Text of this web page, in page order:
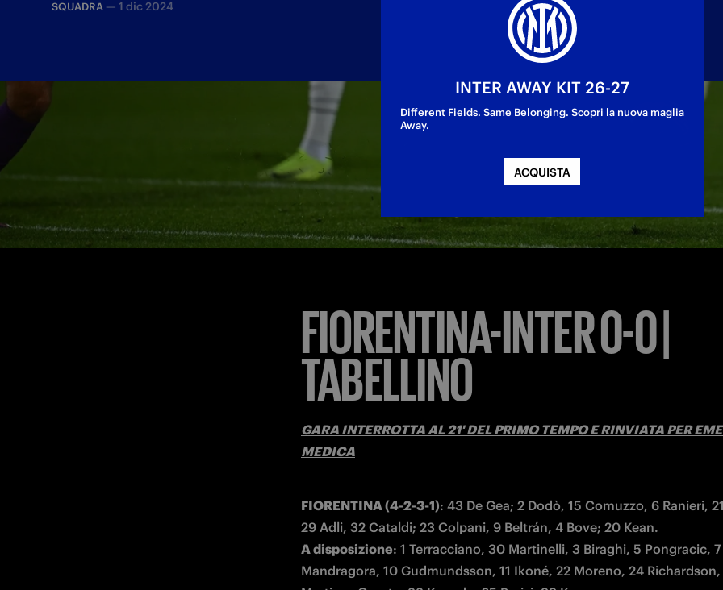
SQUADRA — 1 dic 2024
Fiorentina-Inter, gara valida per la 14.a giornata di Serie A, è stata
21' del primo tempo e rinviata per emergenza medica.
FIORENTINA-INTER 0-0 |
TABELLINO
GARA INTERROTTA AL 21' DEL PRIMO TEMPO E RINVIATA PER
MEDICA
FIORENTINA (4-2-3-1): 43 De Gea; 2 Dodò, 15 Comuzzo, 6 Ranieri,
A disposizione: 1 Terracciano, 30 Martinelli, 3 Biraghi, 5 Pongracic,
Mandragora, 10 Gudmundsson, 11 Ikoné, 22 Moreno, 24
INTER AWAY KIT 26-27
Different Fields. Same Belonging. Scopri la nuova maglia
Away.
ACQUISTA